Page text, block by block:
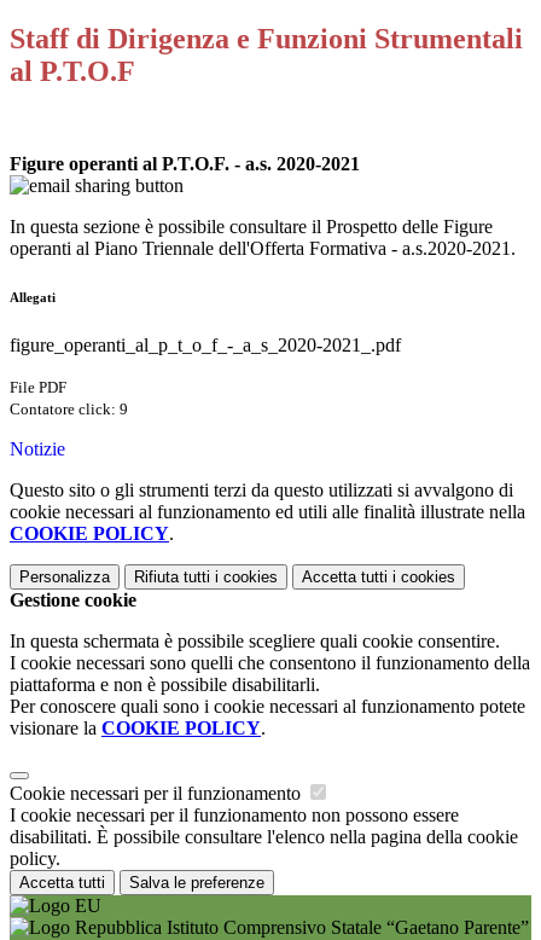
Staff di Dirigenza e Funzioni Strumentali
al P.T.O.F
Figure operanti al P.T.O.F. - a.s. 2020-2021
In questa sezione è possibile consultare il Prospetto delle Figure
operanti al Piano Triennale dell'Offerta Formativa - a.s.2020-2021.
Allegati
figure_operanti_al_p_t_o_f_-_a_s_2020-2021_.pdf
File PDF
Contatore click: 9
Notizie
Questo sito o gli strumenti terzi da questo utilizzati si avvalgono di
cookie necessari al funzionamento ed utili alle finalità illustrate nella
COOKIE POLICY.
Personalizza Rifiuta tutti i cookies Accetta tutti i cookies
Gestione cookie
In questa schermata è possibile scegliere quali cookie consentire.
I cookie necessari sono quelli che consentono il funzionamento della
piattaforma e non è possibile disabilitarli.
Per conoscere quali sono i cookie necessari al funzionamento potete
visionare la COOKIE POLICY.
Cookie necessari per il funzionamento
I cookie necessari per il funzionamento non possono essere
disabilitati. È possibile consultare l'elenco nella pagina della cookie
policy.
Accetta tutti Salva le preferenze
Istituto Comprensivo Statale “Gaetano Parente”